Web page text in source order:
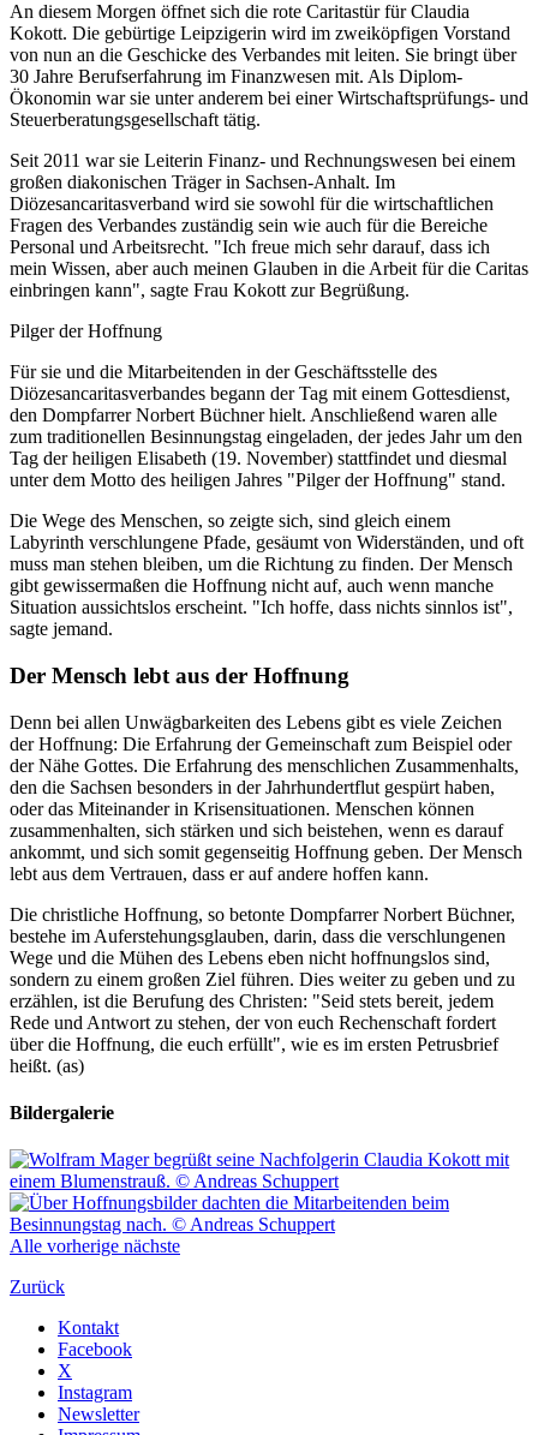
An diesem Morgen öffnet sich die rote Caritastür für Claudia
Kokott. Die gebürtige Leipzigerin wird im zweiköpfigen Vorstand
von nun an die Geschicke des Verbandes mit leiten. Sie bringt über
30 Jahre Berufserfahrung im Finanzwesen mit. Als Diplom-
Ökonomin war sie unter anderem bei einer Wirtschaftsprüfungs- und
Steuerberatungsgesellschaft tätig.
Seit 2011 war sie Leiterin Finanz- und Rechnungswesen bei einem
großen diakonischen Träger in Sachsen-Anhalt. Im
Diözesancaritasverband wird sie sowohl für die wirtschaftlichen
Fragen des Verbandes zuständig sein wie auch für die Bereiche
Personal und Arbeitsrecht. "Ich freue mich sehr darauf, dass ich
mein Wissen, aber auch meinen Glauben in die Arbeit für die Caritas
einbringen kann", sagte Frau Kokott zur Begrüßung.
Pilger der Hoffnung
Für sie und die Mitarbeitenden in der Geschäftsstelle des
Diözesancaritasverbandes begann der Tag mit einem Gottesdienst,
den Dompfarrer Norbert Büchner hielt. Anschließend waren alle
zum traditionellen Besinnungstag eingeladen, der jedes Jahr um den
Tag der heiligen Elisabeth (19. November) stattfindet und diesmal
unter dem Motto des heiligen Jahres "Pilger der Hoffnung" stand.
Die Wege des Menschen, so zeigte sich, sind gleich einem
Labyrinth verschlungene Pfade, gesäumt von Widerständen, und oft
muss man stehen bleiben, um die Richtung zu finden. Der Mensch
gibt gewissermaßen die Hoffnung nicht auf, auch wenn manche
Situation aussichtslos erscheint. "Ich hoffe, dass nichts sinnlos ist",
sagte jemand.
Der Mensch lebt aus der Hoffnung
Denn bei allen Unwägbarkeiten des Lebens gibt es viele Zeichen
der Hoffnung: Die Erfahrung der Gemeinschaft zum Beispiel oder
der Nähe Gottes. Die Erfahrung des menschlichen Zusammenhalts,
den die Sachsen besonders in der Jahrhundertflut gespürt haben,
oder das Miteinander in Krisensituationen. Menschen können
zusammenhalten, sich stärken und sich beistehen, wenn es darauf
ankommt, und sich somit gegenseitig Hoffnung geben. Der Mensch
lebt aus dem Vertrauen, dass er auf andere hoffen kann.
Die christliche Hoffnung, so betonte Dompfarrer Norbert Büchner,
bestehe im Auferstehungsglauben, darin, dass die verschlungenen
Wege und die Mühen des Lebens eben nicht hoffnungslos sind,
sondern zu einem großen Ziel führen. Dies weiter zu geben und zu
erzählen, ist die Berufung des Christen: "Seid stets bereit, jedem
Rede und Antwort zu stehen, der von euch Rechenschaft fordert
über die Hoffnung, die euch erfüllt", wie es im ersten Petrusbrief
heißt. (as)
Bildergalerie
Alle vorherige nächste
Zurück
Kontakt
Facebook
X
Instagram
Newsletter